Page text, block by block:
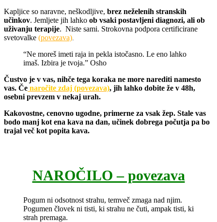
Kapljice so naravne, neškodljive, brez neželenih stranskih
učinkov. Jemljete jih lahko ob vsaki postavljeni diagnozi, ali ob
uživanju terapije. Niste sami. Strokovna podpora certificirane
svetovalke (povezava).
“Ne moreš imeti raja in pekla istočasno. Le eno lahko
imaš. Izbira je tvoja.” Osho
Čustvo je v vas, nihče tega koraka ne more narediti namesto
vas. Če naročite zdaj (povezava), jih lahko dobite že v 48h,
osebni prevzem v nekaj urah.
Kakovostne, cenovno ugodne, primerne za vsak žep. Stale vas
bodo manj kot ena kava na dan, učinek dobrega počutja pa bo
trajal več kot popita kava.
NAROČILO – povezava
Pogum ni odsotnost strahu, temveč zmaga nad njim.
Pogumen človek ni tisti, ki strahu ne čuti, ampak tisti, ki
strah premaga.